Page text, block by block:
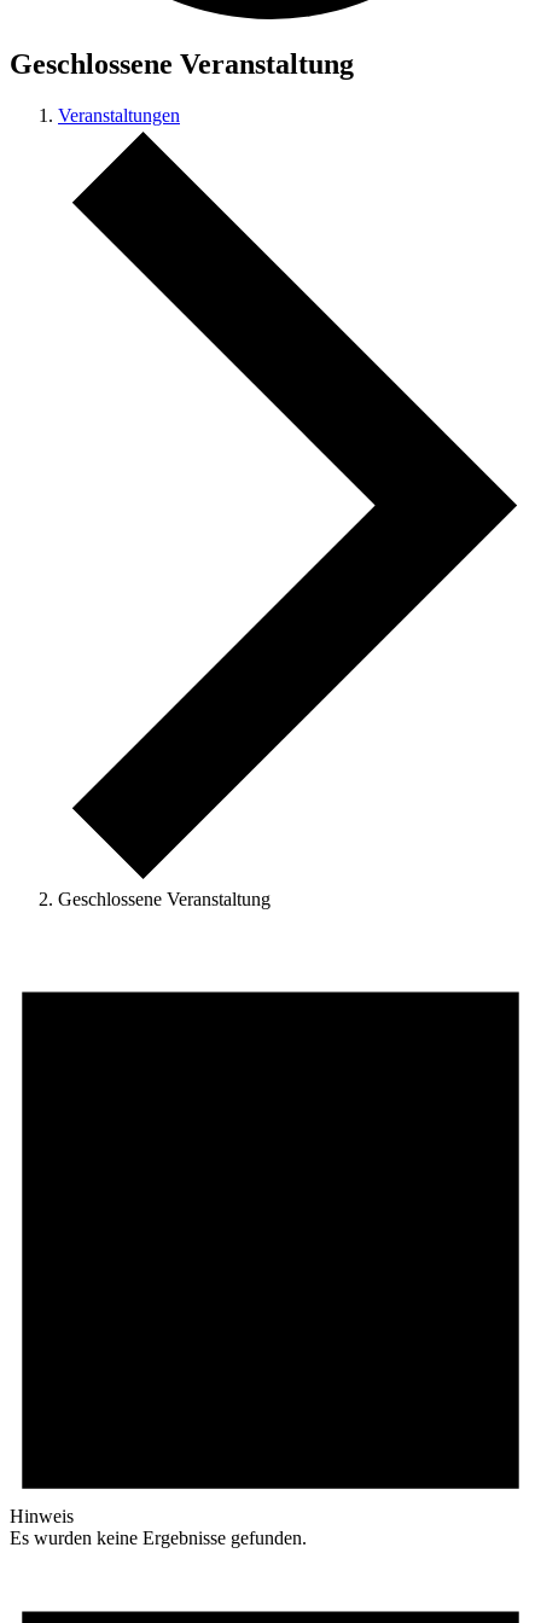
Geschlossene Veranstaltung
Veranstaltungen
Geschlossene Veranstaltung
Hinweis
Es wurden keine Ergebnisse gefunden.